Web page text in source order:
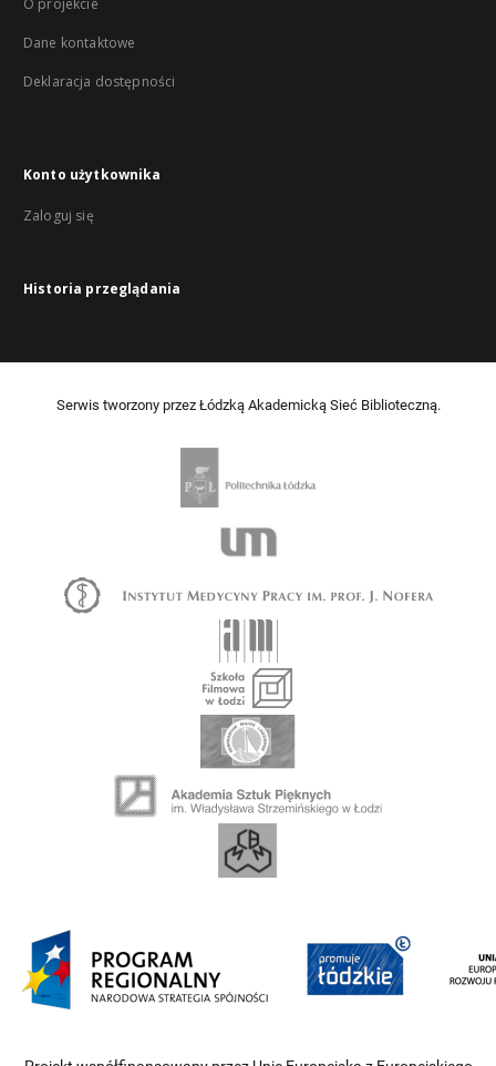
O projekcie
Dane kontaktowe
Deklaracja dostępności
Konto użytkownika
Zaloguj się
Historia przeglądania
Serwis tworzony przez Łódzką Akademicką Sieć Biblioteczną.